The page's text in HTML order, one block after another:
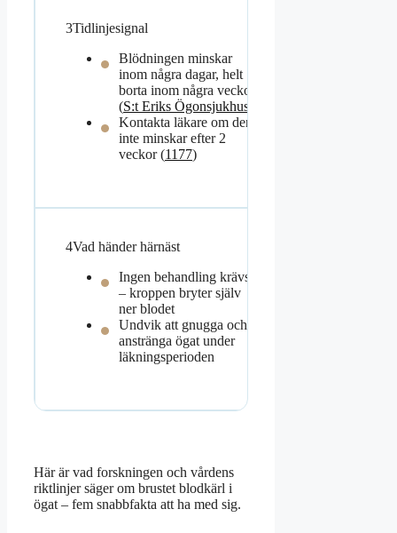
3Tidlinjesignal
Blödningen minskar
inom några dagar, helt
borta inom några veckor
(S:t Eriks Ögonsjukhus
Kontakta läkare om den
inte minskar efter 2
veckor (1177)
4Vad händer härnäst
Ingen behandling krävs
– kroppen bryter själv
ner blodet
Undvik att gnugga och
anstränga ögat under
läkningsperioden
Här är vad forskningen och vårdens
riktlinjer säger om brustet blodkärl i
ögat – fem snabbfakta att ha med sig.